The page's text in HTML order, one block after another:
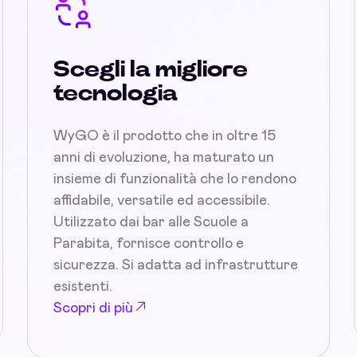
Scegli la migliore
tecnologia
WyGO è il prodotto che in oltre 15
anni di evoluzione, ha maturato un
insieme di funzionalità che lo rendono
affidabile, versatile ed accessibile.
Utilizzato dai bar alle Scuole a
Parabita, fornisce controllo e
sicurezza. Si adatta ad infrastrutture
esistenti.
Scopri di più